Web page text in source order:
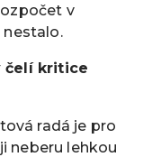
v
nestalo.
čelí kritice
radá je pro
neberu lehkou